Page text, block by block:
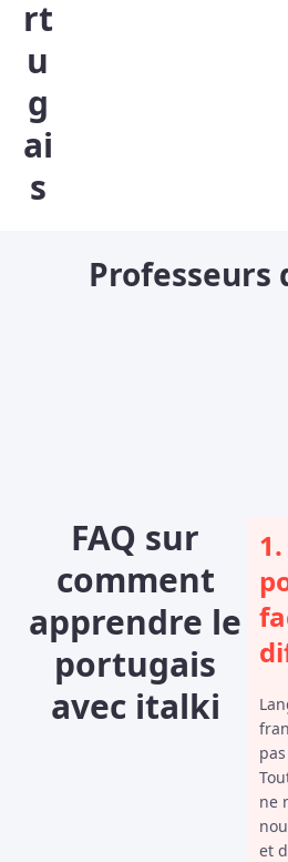
rt
u
g
ai
s
Professeurs
FAQ sur
comment
apprendre le
portugais
avec italki
ne
et